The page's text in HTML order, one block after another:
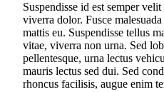
Suspendisse id est semper
viverra dolor. Fusce
mattis eu. Suspendisse tellus
vitae, viverra non urna. Sed
pellentesque, urna lectus
mauris lectus sed dui. Sed
rhoncus facilisis, augue enim